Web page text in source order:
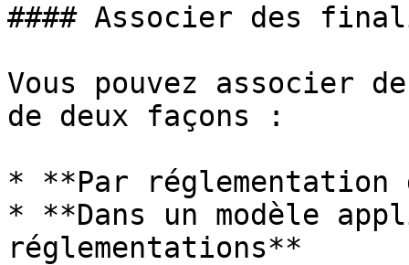
#### Associer des
Vous pouvez associer
de deux façons :
* **Par
* **Dans un modèle
réglementations**